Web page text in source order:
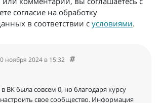
согласие на обработку
в соответствии с условиями.
ноября 2024 в 15:32
ВК была совсем 0, но благодаря курсу
свое сообщество. Информация